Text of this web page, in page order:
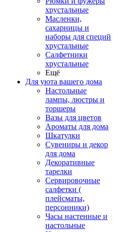
хрустальные
Масленки,
сахарницы и
наборы для специй
хрустальные
Салфетники
хрустальные
Ещё
Для уюта вашего дома
Настольные
лампы, люстры и
торшеры
Вазы для цветов
Ароматы для дома
Шкатулки
Сувениры и декор
для дома
Декоративные
тарелки
Сервировочные
салфетки (
плейсматы,
персонники)
Часы настенные и
настольные